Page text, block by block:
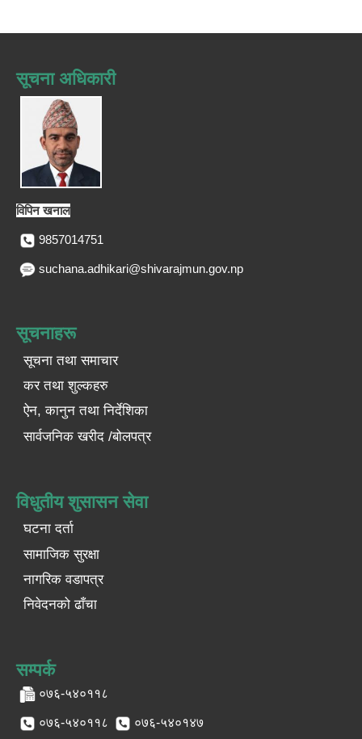
सूचना अधिकारी
विपिन खनाल
9857014751
suchana.adhikari@shivarajmun.gov.np
सूचनाहरू
सूचना तथा समाचार
कर तथा शुल्कहरु
ऐन, कानुन तथा निर्देशिका
सार्वजनिक खरीद /बोलपत्र
विधुतीय शुसासन सेवा
घटना दर्ता
सामाजिक सुरक्षा
नागरिक वडापत्र
निवेदनको ढाँचा
सम्पर्क
०७६-५४०११८
०७६-५४०११८ ०७६-५४०१४७